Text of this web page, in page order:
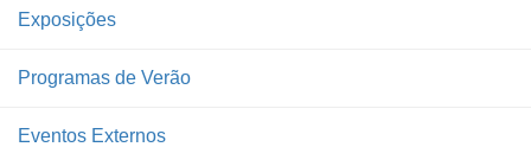
Exposições
Programas de Verão
Eventos Externos